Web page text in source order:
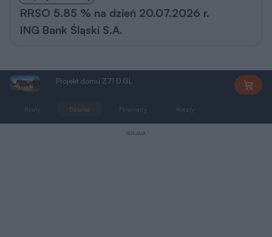
RRSO 5.85 % na dzień 20.07.2026 r.
ING Bank Śląski S.A.
Projekt domu Z71 D GL
Rzuty Działka Parametry Koszty
REKLAMA